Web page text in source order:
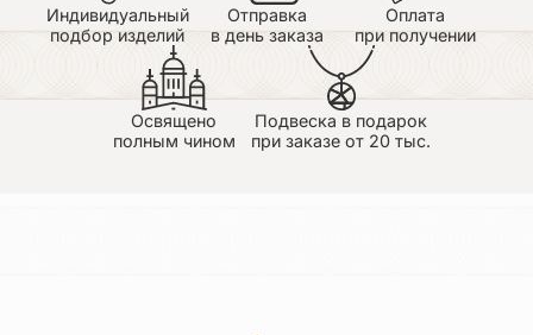
Индивидуальный
подбор изделий
Отправка
в день заказа
Оплата
при получении
Освящено
полным чином
Подвеска в подарок
при заказе от 20 тыс.